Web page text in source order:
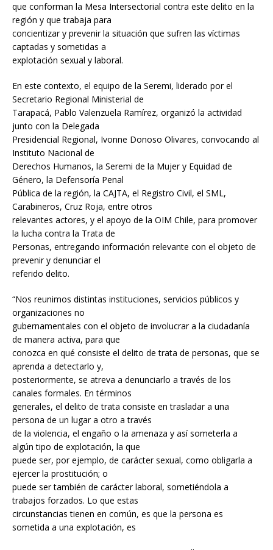
que conforman la Mesa Intersectorial contra este delito en la
región y que trabaja para
concientizar y prevenir la situación que sufren las víctimas
captadas y sometidas a
explotación sexual y laboral.
En este contexto, el equipo de la Seremi, liderado por el
Secretario Regional Ministerial de
Tarapacá, Pablo Valenzuela Ramírez, organizó la actividad
junto con la Delegada
Presidencial Regional, Ivonne Donoso Olivares, convocando al
Instituto Nacional de
Derechos Humanos, la Seremi de la Mujer y Equidad de
Género, la Defensoría Penal
Pública de la región, la CAJTA, el Registro Civil, el SML,
Carabineros, Cruz Roja, entre otros
relevantes actores, y el apoyo de la OIM Chile, para promover
la lucha contra la Trata de
Personas, entregando información relevante con el objeto de
prevenir y denunciar el
referido delito.
“Nos reunimos distintas instituciones, servicios públicos y
organizaciones no
gubernamentales con el objeto de involucrar a la ciudadanía
de manera activa, para que
conozca en qué consiste el delito de trata de personas, que se
aprenda a detectarlo y,
posteriormente, se atreva a denunciarlo a través de los
canales formales. En términos
generales, el delito de trata consiste en trasladar a una
persona de un lugar a otro a través
de la violencia, el engaño o la amenaza y así someterla a
algún tipo de explotación, la que
puede ser, por ejemplo, de carácter sexual, como obligarla a
ejercer la prostitución; o
puede ser también de carácter laboral, sometiéndola a
trabajos forzados. Lo que estas
circunstancias tienen en común, es que la persona es
sometida a una explotación, es